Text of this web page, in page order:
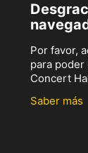
Por favor,
para
Concert
Saber más